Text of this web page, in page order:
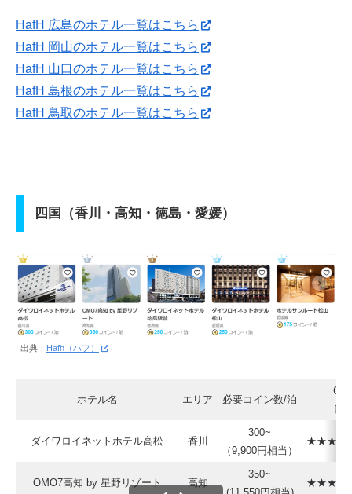
HafH 広島のホテル一覧はこちら
HafH 岡山のホテル一覧はこちら
HafH 山口のホテル一覧はこちら
HafH 島根のホテル一覧はこちら
HafH 鳥取のホテル一覧はこちら
四国（香川・高知・徳島・愛媛）
出典： Hafh（ハフ）
ホテル名 エリア 必要コイン数/泊
口
ダイワロイネットホテル高松 香川
300~
（9,900円相当）
★★★★☆
OMO7高知 by 星野リゾート 高知
350~
★★★★☆